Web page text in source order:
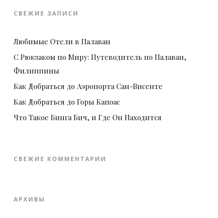
СВЕЖИЕ ЗАПИСИ
Любимые Отели в Палаван
С Рюкзаком по Миру: Путеводитель по Палаван,
Филиппины
Как Добраться до Аэропорта Сан-Висенте
Как Добраться до Горы Капоас
Что Такое Бинга Бич, и Где Он Находится
СВЕЖИЕ КОММЕНТАРИИ
АРХИВЫ